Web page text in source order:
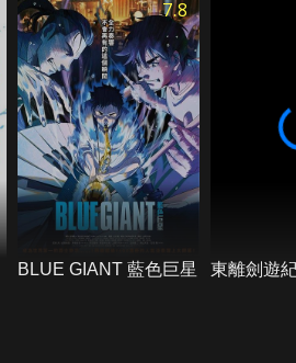
賢人 配音），被捲入兩國的
夫妻。然而他們倆卻在自己
河，心中藏著對彼此的心意
柔的謊言，終於漸漸改變國
7.8
BLUE GIANT 藍色巨星 東離劍遊